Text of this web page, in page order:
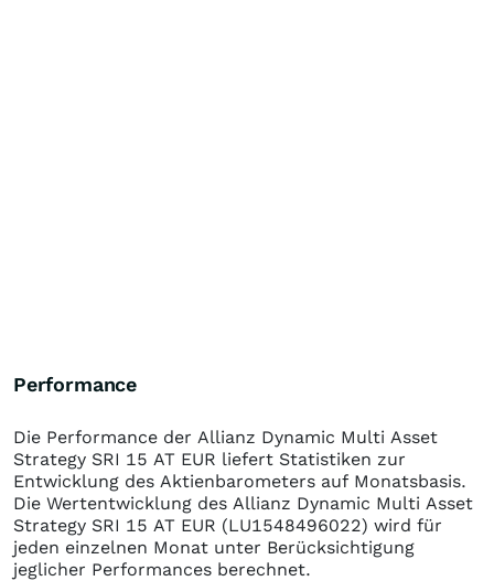
Performance
Die Performance der Allianz Dynamic Multi Asset
Strategy SRI 15 AT EUR liefert Statistiken zur
Entwicklung des Aktienbarometers auf Monatsbasis.
Die Wertentwicklung des Allianz Dynamic Multi Asset
Strategy SRI 15 AT EUR (LU1548496022) wird für
jeden einzelnen Monat unter Berücksichtigung
jeglicher Performances berechnet.